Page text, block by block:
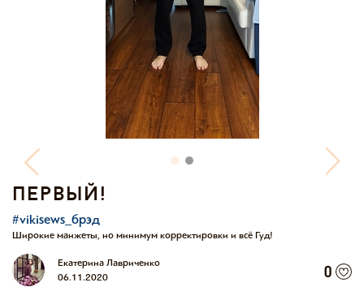
первый!
#vikisews_брэд
Широкие манжеты, но минимум корректировки и всё Гуд!
Екатерина Лавриченко
06.11.2020
0